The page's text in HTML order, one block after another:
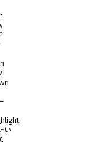
い